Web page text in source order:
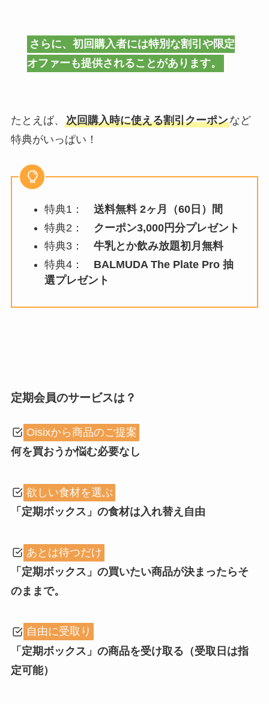
さらに、初回購入者には特別な割引や限定
オファーも提供されることがあります。
たとえば、 次回購入時に使える割引クーポンなど
特典がいっぱい！
特典1： 送料無料 2ヶ月（60日）間
特典2：
クーポン3,000円分プレゼント
特典3： 牛乳とか飲み放題初月無料
特典4： BALMUDA The Plate Pro 抽
選プレゼント
定期会員のサービスは？
Oisixから商品のご提案
何を買おうか悩む必要なし
欲しい食材を選ぶ
「定期ボックス」の食材は入れ替え自由
あとは待つだけ
「定期ボックス」の買いたい商品が決まったらそ
のままで。
自由に受取り
「定期ボックス」の商品を受け取る（受取日は指
定可能）